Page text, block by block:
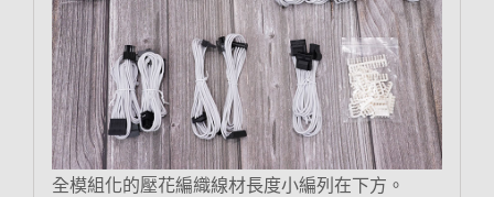
全模組化的壓花編織線材長度小編列在下方。